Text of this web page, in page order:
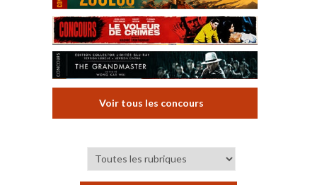
Voir tous les concours